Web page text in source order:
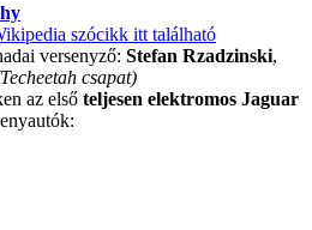
szócikk itt található
versenyző: Stefan Rzadzinski,
csapat)
az első teljesen elektromos Jaguar